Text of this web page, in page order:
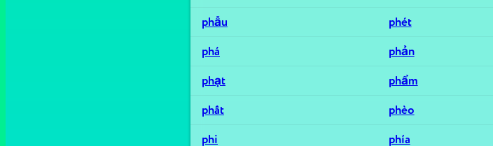
phẫu
phét
phá
phản
phạt
phẩm
phất
phèo
phi
phía